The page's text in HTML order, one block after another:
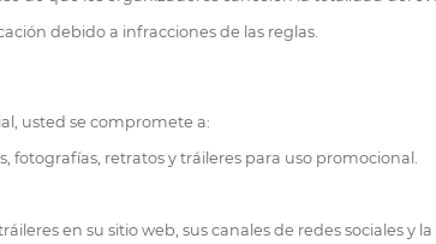
debido a infracciones de las reglas.
usted se compromete a:
retratos y tráileres para uso promocional.
en su sitio web, sus canales de redes sociales y